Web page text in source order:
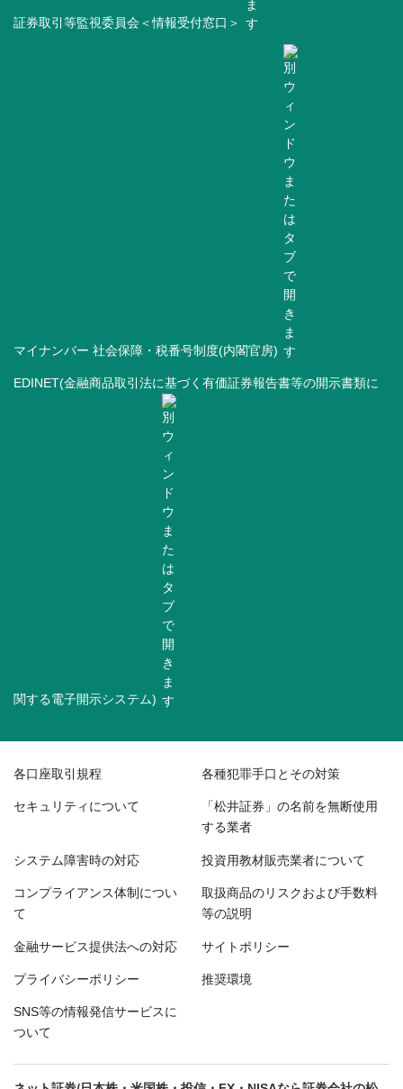
証券取引等監視委員会＜情報受付窓口＞
マイナンバー 社会保障・税番号制度(内閣官房)
EDINET(金融商品取引法に基づく有価証券報告書等の開示書類に
関する電子開示システム)
各口座取引規程 各種犯罪手口とその対策
セキュリティについて 「松井証券」の名前を無断使用
する業者
システム障害時の対応 投資用教材販売業者について
コンプライアンス体制につい
て
取扱商品のリスクおよび手数料
等の説明
金融サービス提供法への対応 サイトポリシー
プライバシーポリシー 推奨環境
SNS等の情報発信サービスに
ついて